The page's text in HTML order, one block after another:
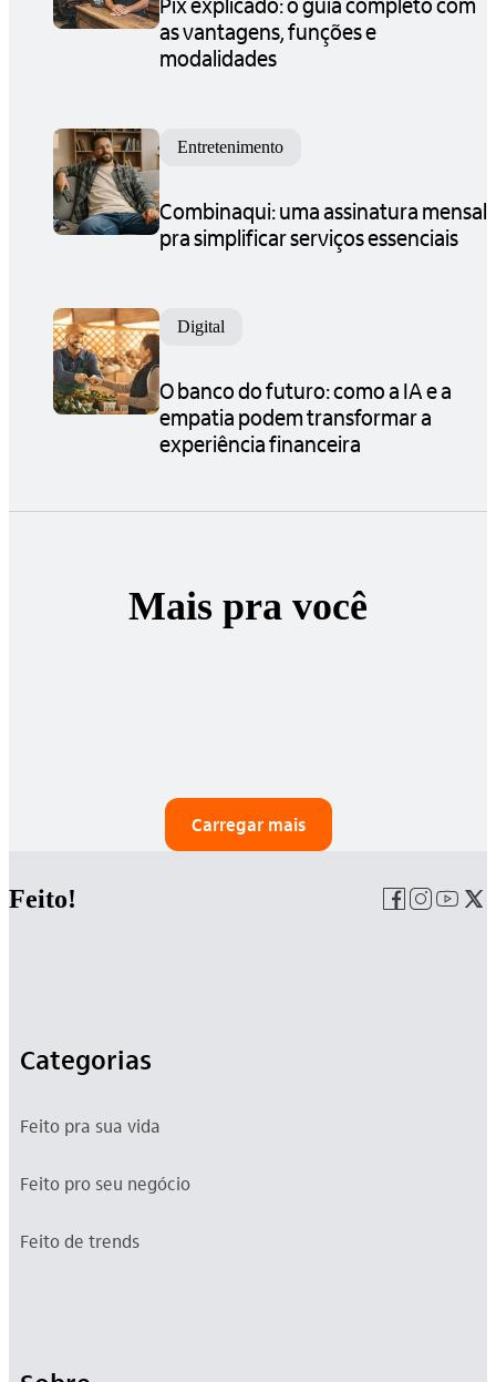
as vantagens, funções e
modalidades
Entretenimento
Combinaqui: uma assinatura mensal
pra simplificar serviços essenciais
Digital
O banco do futuro: como a IA e a
empatia podem transformar a
experiência financeira
Mais pra você
Carregar mais
Feito!
Categorias
Feito pra sua vida
Feito pro seu negócio
Feito de trends